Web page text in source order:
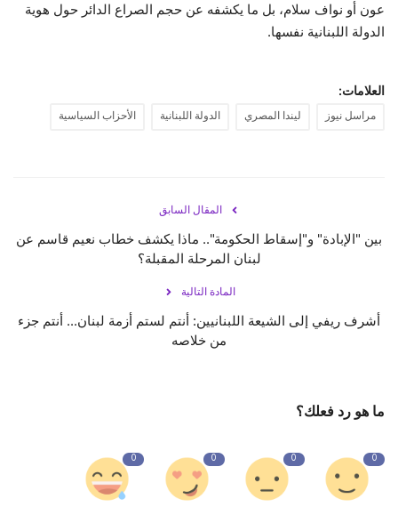
عون أو نواف سلام، بل ما يكشفه عن حجم الصراع الدائر حول هوية
الدولة اللبنانية نفسها.
العلامات:
مراسل نيوز ليندا المصري الدولة اللبنانية الأحزاب السياسية
المقال السابق
بين "الإبادة" و"إسقاط الحكومة".. ماذا يكشف خطاب نعيم قاسم عن
لبنان المرحلة المقبلة؟
المادة التالية
أشرف ريفي إلى الشيعة اللبنانيين: أنتم لستم أزمة لبنان... أنتم جزء
من خلاصه
ما هو رد فعلك؟
0
0
0
0